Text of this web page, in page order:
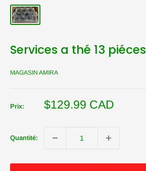
Services a thé 13 piéces
MAGASIN AMIRA
Prix:
Prix
$129.99 CAD
Quantité: